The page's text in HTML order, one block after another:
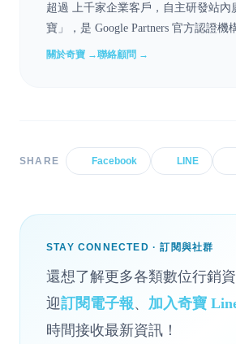
超過 上千家企業客戶，自主研發站內
寶」，是 Google Partners 官方認證機
關於奇寶 →聯絡顧問 →
SHARE Facebook LINE
STAY CONNECTED · 訂閱與社群
還想了解更多各類數位行銷
迎訂閱電子報、 加入奇寶
時間接收最新資訊！